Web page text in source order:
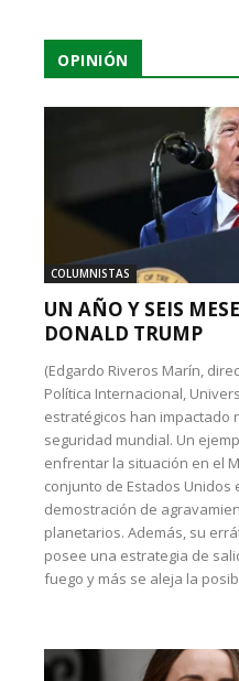
OPINIÓN
COLUMNISTAS
UN AÑO Y SEIS
DONALD TRUMP
(Edgardo Riveros Marín,
Política Internacional,
estratégicos han impactado
seguridad mundial. Un
enfrentar la situación en el
conjunto de Estados Unidos
demostración de
planetarios. Además, su
posee una estrategia de
fuego y más se aleja la